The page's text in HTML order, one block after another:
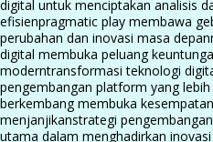
digital untuk menciptakan analisis
efisienpragmatic play membawa
perubahan dan inovasi masa depan
digital membuka peluang
moderntransformasi teknologi
pengembangan platform yang
berkembang membuka
menjanjikanstrategi
utama dalam menghadirkan